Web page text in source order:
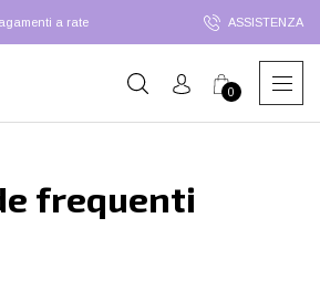
a rate ASSISTENZA
0
frequenti